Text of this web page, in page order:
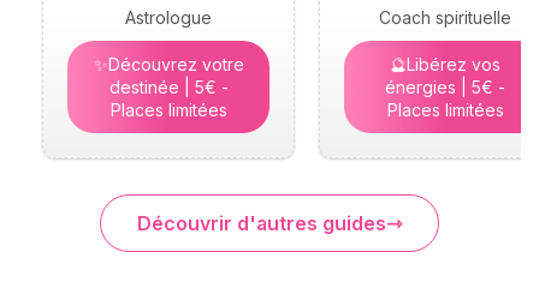
Astrologue
✨Découvrez votre
destinée | 5€ -
Places limitées
Coach spirituelle
🔮Libérez vos
énergies | 5€ -
Places limitées
Découvrir d'autres guides